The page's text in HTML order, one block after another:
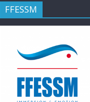
FFESSM